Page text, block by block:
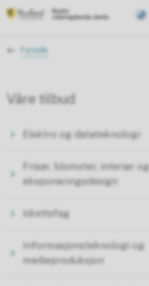
Du er her:
Forside
Våre tilbud
Elektro og datateknologi
Frisør, blomster, interiør og
eksponeringsdesign
Idrettsfag
Informasjonsteknologi og
medieproduksjon